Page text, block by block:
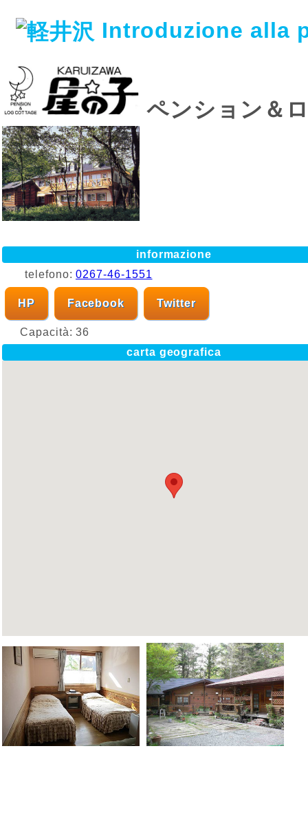
Introduzione alla
ペンション＆
informazione
telefono: 0267-46-1551
HP Facebook Twitter
Capacità: 36
carta geografica